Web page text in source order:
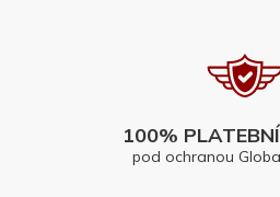
100%
pod ochranou